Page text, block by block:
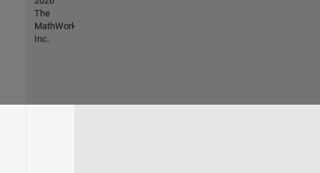
The
MathWorks,
Inc.